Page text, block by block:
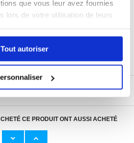
que vous leur avez fournies
lors de votre utilisation de leurs
Tout autoriser
CE PRODUIT ONT AUSSI ACHETÉ
Câble Apple Lightning d'Origin